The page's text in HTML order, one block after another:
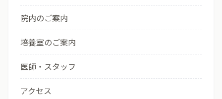
院内のご案内
培養室のご案内
医師・スタッフ
アクセス